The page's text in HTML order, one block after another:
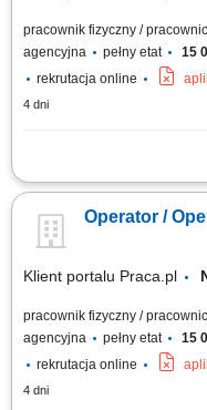
pracownik fizyczny /
agencyjna
pełny etat 15
rekrutacja online
4 dni
Samodzielna obsługa
wykonywanych elementów
Wprowadzanie bieżących
Operator /
Klient portalu Praca.pl
pracownik fizyczny /
agencyjna
pełny etat 15
rekrutacja online
4 dni